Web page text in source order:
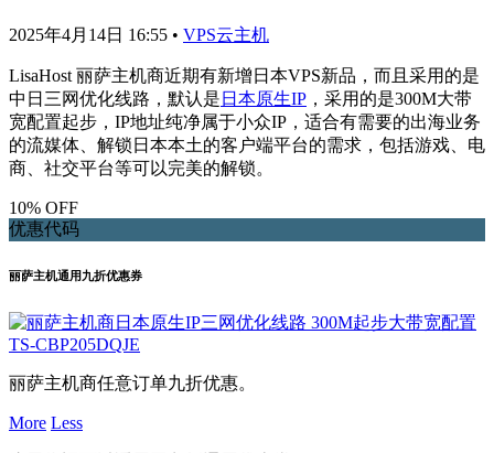
2025年4月14日 16:55 • VPS云主机
LisaHost 丽萨主机商近期有新增日本VPS新品，而且采用的是
中日三网优化线路，默认是 日本原生IP ，采用的是300M大带
宽配置起步，IP地址纯净属于小众IP，适合有需要的出海业务
的流媒体、解锁日本本土的客户端平台的需求，包括游戏、电
商、社交平台等可以完美的解锁。
10% OFF
优惠代码
丽萨主机通用九折优惠券
TS-CBP205DQJE
丽萨主机商任意订单九折优惠。
More Less